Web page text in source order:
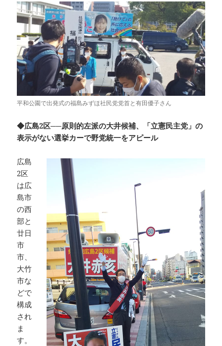
平和公園で出発式の福島みずほ社民党党首と有田優子さん
◆広島2区──原則的左派の大井候補、「立憲民主党」の
表示がない選挙カーで野党統一をアピール
広島
2区
は広
島市
の西
部と
廿日
市
市、
大竹
市な
どで
構成
され
ま
す。